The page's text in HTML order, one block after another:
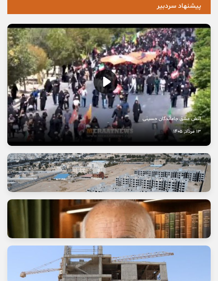
پیشنهاد سردبیر
آتش عشق جاماندگان حسینی
13 مرداد, 1405
وعده خانه‌ای که برای خانواده‌ها گران تمام شد